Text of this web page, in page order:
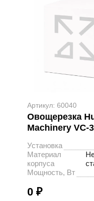
Артикул: 60040
Овощерезка
Machinery VC-
Установка
Материал
корпуса
Мощность, Вт
0 ₽